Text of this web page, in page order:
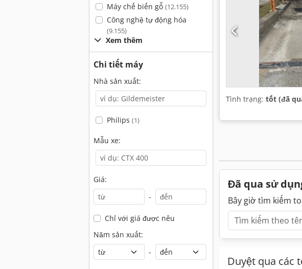
Máy chế biến gỗ (12.155)
Công nghệ tự động hóa
(9.155)
Xem thêm
Chi tiết máy
Nhà sản xuất:
Philips (1)
Mẫu xe:
Giá:
-
Chỉ với giá được nêu
Năm sản xuất:
-
Tình trạng: tốt (đã
Đã qua sử
Bây giờ tìm kiếm
Duyệt qua các